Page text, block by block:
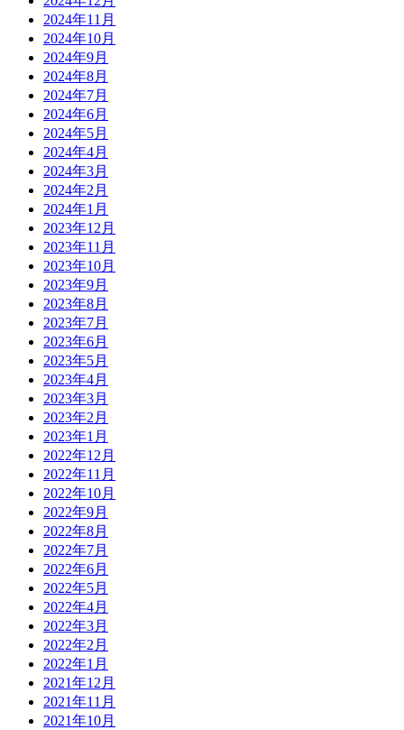
2024年11月
2024年10月
2024年9月
2024年8月
2024年7月
2024年6月
2024年5月
2024年4月
2024年3月
2024年2月
2024年1月
2023年12月
2023年11月
2023年10月
2023年9月
2023年8月
2023年7月
2023年6月
2023年5月
2023年4月
2023年3月
2023年2月
2023年1月
2022年12月
2022年11月
2022年10月
2022年9月
2022年8月
2022年7月
2022年6月
2022年5月
2022年4月
2022年3月
2022年2月
2022年1月
2021年12月
2021年11月
2021年10月